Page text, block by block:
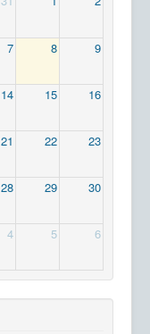
7 8 9
14 15 16
21 22 23
28 29 30
4 5 6